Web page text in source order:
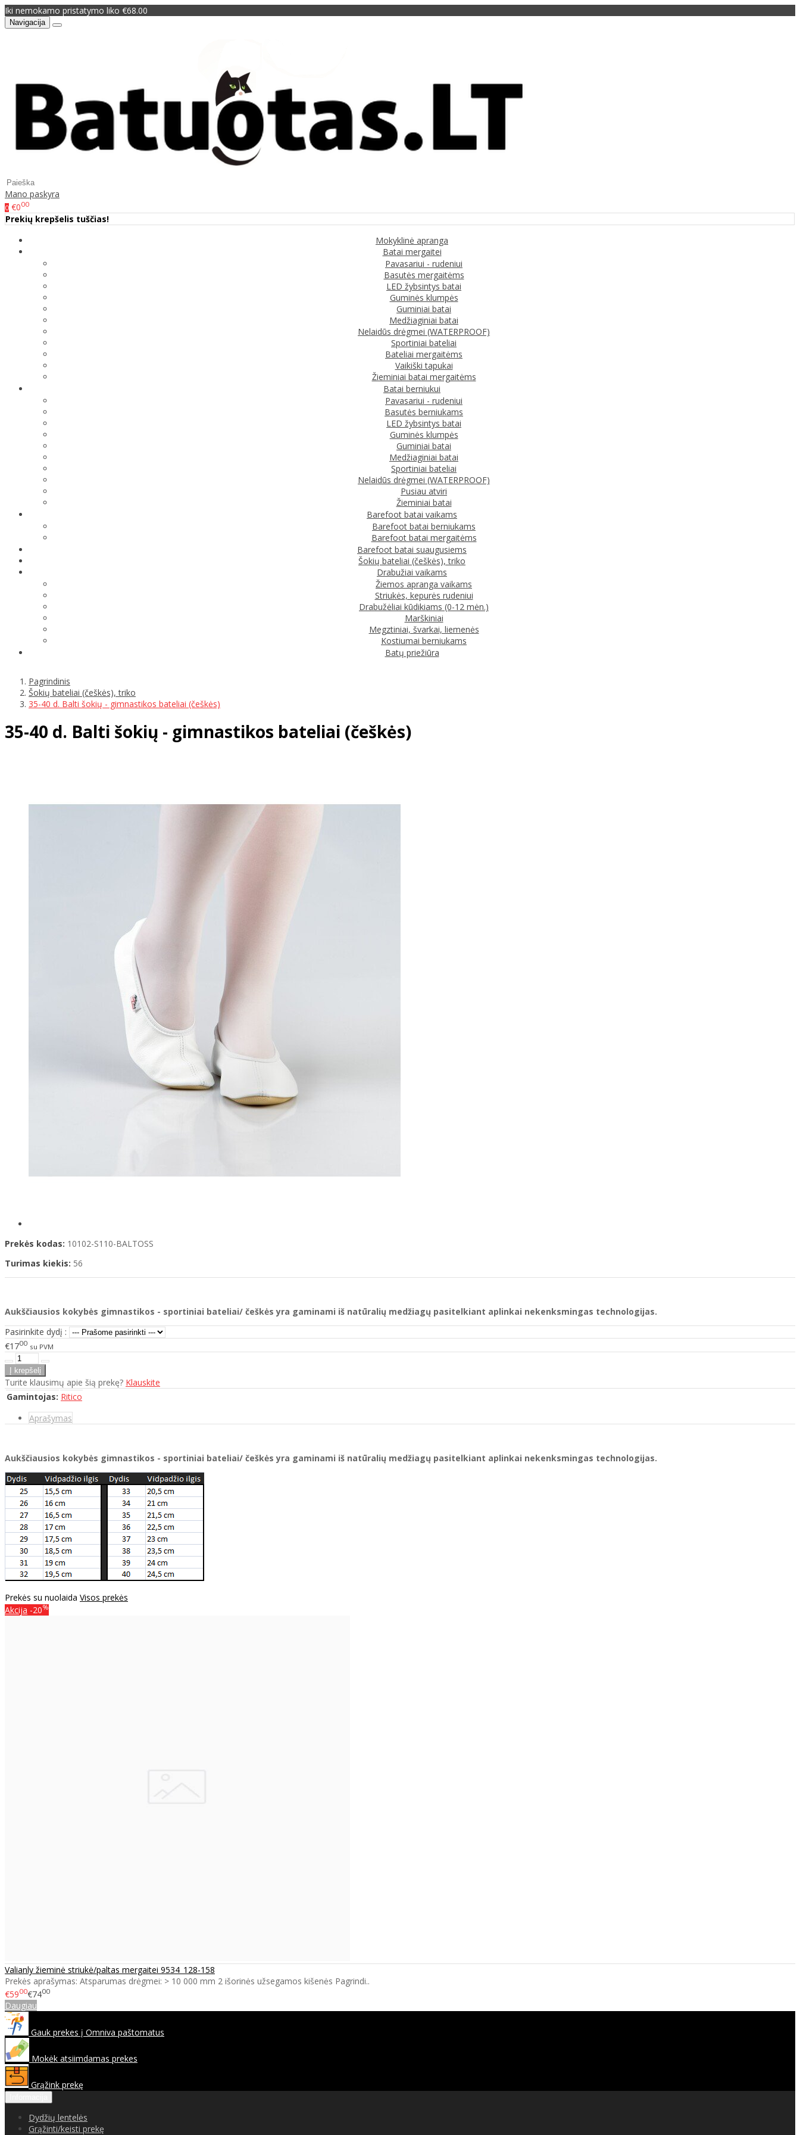
Iki nemokamo pristatymo liko €68.00
Navigacija
Mano paskyra
0 €000
Prekių krepšelis tuščias!
Mokyklinė apranga
Batai mergaitei
Pavasariui - rudeniui
Basutės mergaitėms
LED žybsintys batai
Guminės klumpės
Guminiai batai
Medžiaginiai batai
Nelaidūs drėgmei (WATERPROOF)
Sportiniai bateliai
Bateliai mergaitėms
Vaikiški tapukai
Žieminiai batai mergaitėms
Batai berniukui
Pavasariui - rudeniui
Basutės berniukams
LED žybsintys batai
Guminės klumpės
Guminiai batai
Medžiaginiai batai
Sportiniai bateliai
Nelaidūs drėgmei (WATERPROOF)
Pusiau atviri
Žieminiai batai
Barefoot batai vaikams
Barefoot batai berniukams
Barefoot batai mergaitėms
Barefoot batai suaugusiems
Šokių bateliai (češkės), triko
Drabužiai vaikams
Žiemos apranga vaikams
Striukės, kepurės rudeniui
Drabužėliai kūdikiams (0-12 mėn.)
Marškiniai
Megztiniai, švarkai, liemenės
Kostiumai berniukams
Batų priežiūra
Pagrindinis
Šokių bateliai (češkės), triko
35-40 d. Balti šokių - gimnastikos bateliai (češkės)
35-40 d. Balti šokių - gimnastikos bateliai (češkės)
Prekės kodas: 10102-S110-BALTOSS
Turimas kiekis: 56
Aukščiausios kokybės gimnastikos - sportiniai bateliai/ češkės yra gaminami iš natūralių medžiagų pasitelkiant aplinkai nekenksmingas technologijas.
Pasirinkite dydį :
€1700 su PVM
Turite klausimų apie šią prekę? Klauskite
Gamintojas: Ritico
Aprašymas
Aukščiausios kokybės gimnastikos - sportiniai bateliai/ češkės yra gaminami iš natūralių medžiagų pasitelkiant aplinkai nekenksmingas technologijas.
Prekės su nuolaida Visos prekės
Akcija -20%
Valianly žieminė striukė/paltas mergaitei 9534_128-158
Prekės aprašymas: Atsparumas drėgmei: > 10 000 mm 2 išorinės užsegamos kišenės Pagrindi..
€5900€7400
Daugiau
Gauk prekes į Omniva paštomatus
Mokėk atsiimdamas prekes
Grąžink prekę
Dydžių lentelės
Grąžinti/keisti prekę